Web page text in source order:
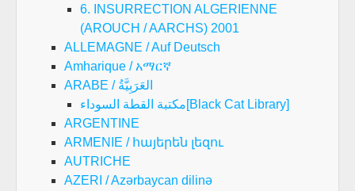
6. INSURRECTION ALGERIENNE
(AROUCH / AARCHS) 2001
ALLEMAGNE / Auf Deutsch
Amharique / አማርኛ
ARABE / العَرَبِيَّةُ
مكتبة القطة السوداء[Black Cat Library]
ARGENTINE
ARMENIE / հայերեն լեզու
AUTRICHE
AZERI / Azərbaycan dilinə